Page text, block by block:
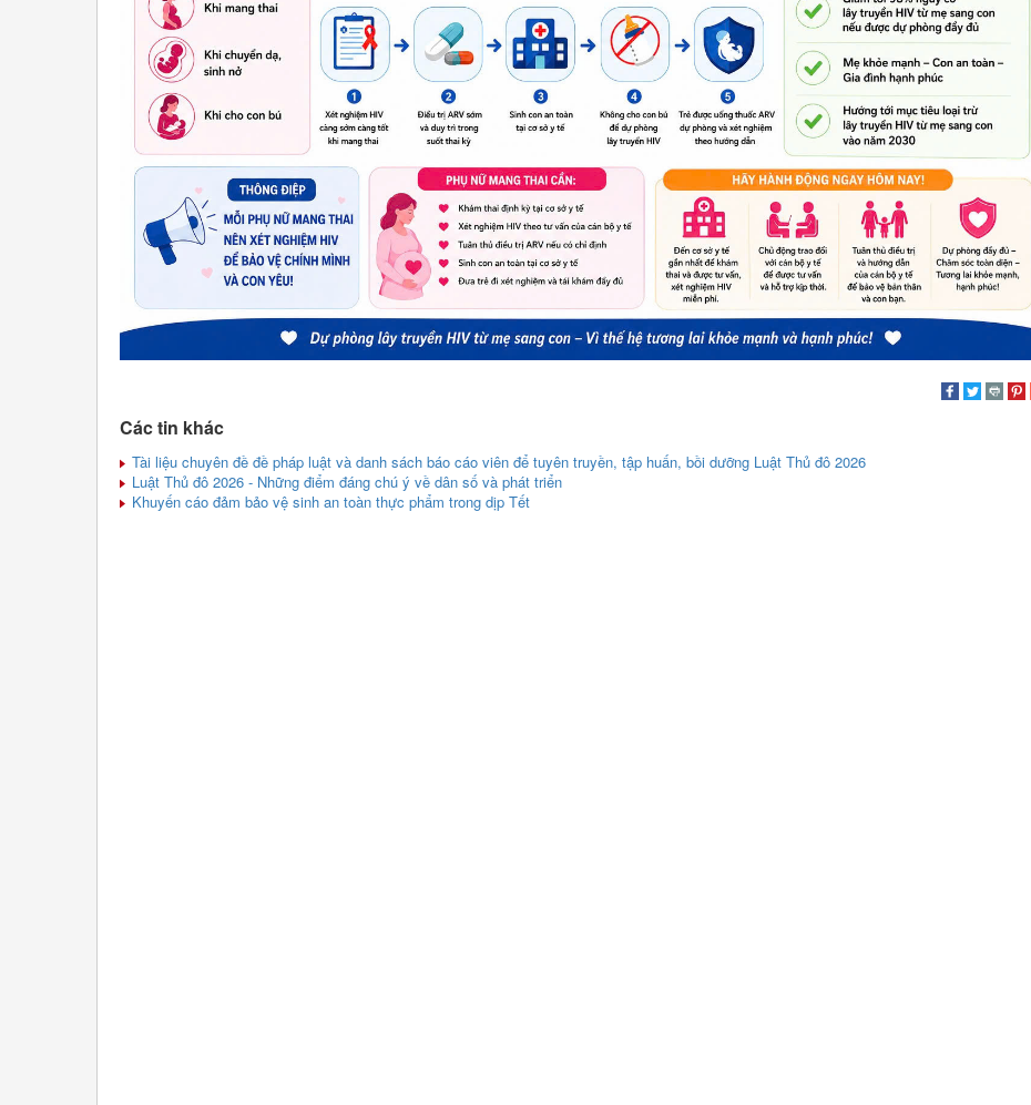
Các tin khác
Tài liệu chuyên đề đề pháp luật và danh sách báo cáo viên để tuyên truyền, tập huấn, bồi dưỡng Luật Thủ đô 2026
Luật Thủ đô 2026 - Những điểm đáng chú ý về dân số và phát triển
Khuyến cáo đảm bảo vệ sinh an toàn thực phẩm trong dịp Tết